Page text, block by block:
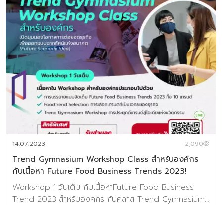
Industry หนังสือที่เจาะลึกทุกอินไซต์สำคัญของผู้บริโภคไทยใน
โลกอาหารปี 2025–2026 2.Future Food Business
Trend 2026-2027 หนังสือสรุปเทรนด์ด้านอาหารแห่ง
อนาคต ประจำปี 2026 (ชุดข้อมูลเทรนด์อยู่ในรูปแบบ E-
Book สามารถดาวน์โหลดอ่านได้ทันที) พิเศษราคา
6,384 บาท จากราคาเต็ม 7,980 บาท ชุดข้อมูลที่ 1 Thai
Consumer Future Insight in Food Industry เจาะลึก
ความในใจของผู้บริโภคยุดใหม่กับแวดวงอาหาร เพราะเรื่องกิน
เรื่องใหญ่ เนื้อหาภายเล่ม ประกอบด้วย Introduction แนวคิด
ทฤษฎีและสมมติฐานงานวิจัย บทที่ 1 Respondents’ Profile
กลุ่มตัวอย่างงานวิจัย บทที่ 2 Food in Thais’ Life –
Occasion อาหารกับโอกาสในชีวิตประจำวัน บทที่ 3 Update
Eating & Buying Behavior รูปแบบการกินและการตัดสินใจซ
[…]
14.07.2023 2,090
Trend Gymnasium Workshop Class สำหรับองค์กร
กับเนื้อหา Future Food Business Trends 2023!
Workshop 1 วันเต็ม กับเนื้อหาFuture Food Business
Trend 2023 สำหรับองค์กร กับคลาส Trend Gymnasium